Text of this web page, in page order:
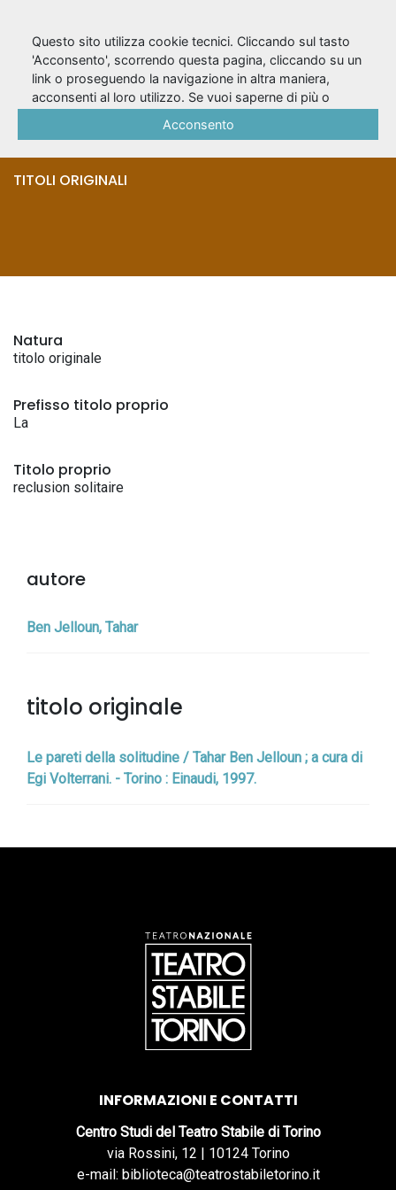
La reclusion
solitaire
TITOLI ORIGINALI
Natura
titolo originale
Prefisso titolo proprio
La
Titolo proprio
reclusion solitaire
autore
Ben Jelloun, Tahar
titolo originale
Le pareti della solitudine / Tahar Ben Jelloun ; a cura di
Egi Volterrani. - Torino : Einaudi, 1997.
INFORMAZIONI E CONTATTI
Centro Studi del Teatro Stabile di Torino
via Rossini, 12 | 10124 Torino
e-mail: biblioteca@teatrostabiletorino.it
Questo sito utilizza cookie tecnici. Cliccando sul tasto
'Acconsento', scorrendo questa pagina, cliccando su un
link o proseguendo la navigazione in altra maniera,
acconsenti al loro utilizzo. Se vuoi saperne di più o
Acconsento